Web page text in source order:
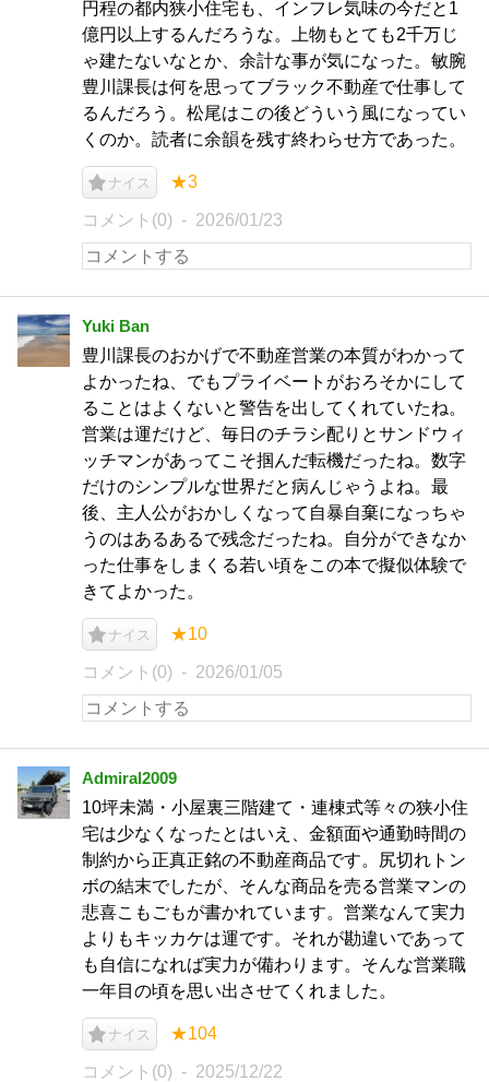
円程の都内狭小住宅も、インフレ気味の今だと1
億円以上するんだろうな。上物もとても2千万じ
ゃ建たないなとか、余計な事が気になった。敏腕
豊川課長は何を思ってブラック不動産で仕事して
るんだろう。松尾はこの後どういう風になってい
くのか。読者に余韻を残す終わらせ方であった。
ナイス ★3
コメント(0) 2026/01/23
Yuki Ban
豊川課長のおかげで不動産営業の本質がわかって
よかったね、でもプライベートがおろそかにして
ることはよくないと警告を出してくれていたね。
営業は運だけど、毎日のチラシ配りとサンドウィ
ッチマンがあってこそ掴んだ転機だったね。数字
だけのシンプルな世界だと病んじゃうよね。最
後、主人公がおかしくなって自暴自棄になっちゃ
うのはあるあるで残念だったね。自分ができなか
った仕事をしまくる若い頃をこの本で擬似体験で
きてよかった。
ナイス ★10
コメント(0) 2026/01/05
Admiral2009
10坪未満・小屋裏三階建て・連棟式等々の狭小住
宅は少なくなったとはいえ、金額面や通勤時間の
制約から正真正銘の不動産商品です。尻切れトン
ボの結末でしたが、そんな商品を売る営業マンの
悲喜こもごもが書かれています。営業なんて実力
よりもキッカケは運です。それが勘違いであって
も自信になれば実力が備わります。そんな営業職
一年目の頃を思い出させてくれました。
ナイス ★104
コメント(0) 2025/12/22